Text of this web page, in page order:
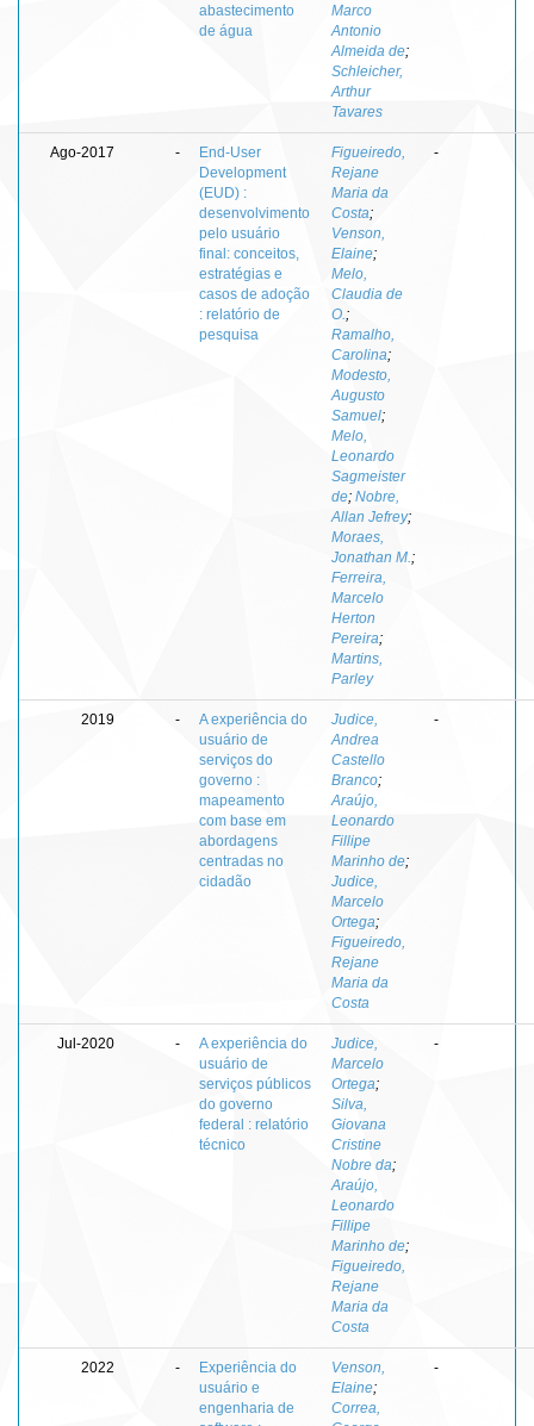
abastecimento
de água
Marco
Antonio
Almeida de;
Schleicher,
Arthur
Tavares
Ago-2017 -
End-User
Development
(EUD) :
desenvolvimento
pelo usuário
final: conceitos,
estratégias e
casos de adoção
: relatório de
pesquisa
Figueiredo,
Rejane
Maria da
Costa;
Venson,
Elaine;
Melo,
Claudia de
O. ;
Ramalho,
Carolina;
Modesto,
Augusto
Samuel;
Melo,
Leonardo
Sagmeister
de; Nobre,
Allan Jefrey;
Moraes,
Jonathan M. ;
Ferreira,
Marcelo
Herton
Pereira;
Martins,
Parley
-
2019 -
A experiência do
usuário de
serviços do
governo :
mapeamento
com base em
abordagens
centradas no
cidadão
Judice,
Andrea
Castello
Branco;
Araújo,
Leonardo
Fillipe
Marinho de;
Judice,
Marcelo
Ortega;
Figueiredo,
Rejane
Maria da
Costa
-
Jul-2020 -
A experiência do
usuário de
serviços públicos
do governo
federal : relatório
técnico
Judice,
Marcelo
Ortega;
Silva,
Giovana
Cristine
Nobre da;
Araújo,
Leonardo
Fillipe
Marinho de;
Figueiredo,
Rejane
Maria da
Costa
-
2022 -
Experiência do
usuário e
engenharia de
Venson,
Elaine;
Correa,
-